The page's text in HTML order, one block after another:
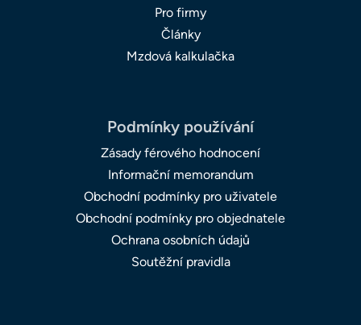
Pro firmy
Články
Mzdová kalkulačka
Podmínky používání
Zásady férového hodnocení
Informační memorandum
Obchodní podmínky pro uživatele
Obchodní podmínky pro objednatele
Ochrana osobních údajů
Soutěžní pravidla